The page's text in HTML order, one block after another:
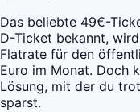
Das beliebte 49€-
D-Ticket bekannt,
Flatrate für den
Euro im Monat. Doch
Lösung, mit der du
sparst.